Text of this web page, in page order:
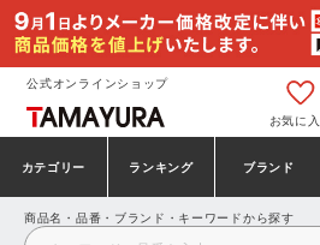
公式オンラインショップ
お気に入
カテゴリー ランキング ブランド
商品名・品番・ブランド・キーワードから探す